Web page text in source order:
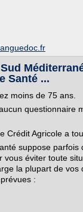
Santé ...
moins de 75 ans.
questionnaire
Crédit Agricole a
suppose parfois
vous éviter toute
la plupart de vos
: